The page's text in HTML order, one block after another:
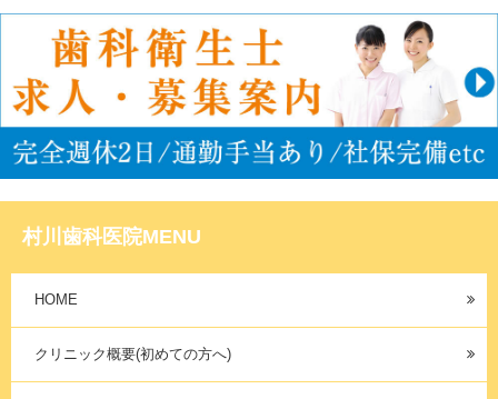
村川歯科医院MENU
HOME
クリニック概要(初めての方へ)